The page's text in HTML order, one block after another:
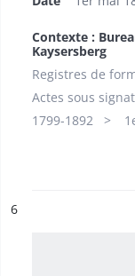
Contexte :
Kaysersberg
Registres de
Actes sous
1799-1892
n°
6